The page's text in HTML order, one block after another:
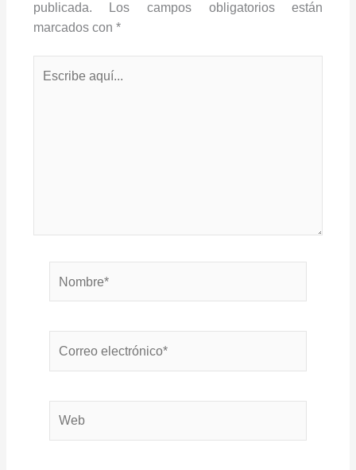
publicada.
Los campos obligatorios están
marcados con *
electrónico*